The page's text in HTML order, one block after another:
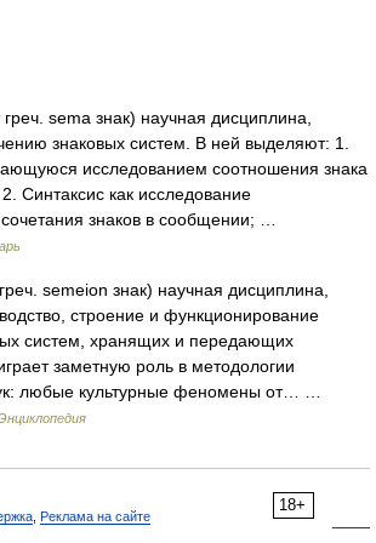
sema знак) научная дисциплина,
знаковых систем. В ней выделяют: 1.
исследованием соотношения знака
Синтаксис как исследование
знаков в сообщении; …
semeion знак) научная дисциплина,
строение и функционирование
систем, хранящих и передающих
заметную роль в методологии
любые культурные феномены от… …
18+
Реклама на сайте